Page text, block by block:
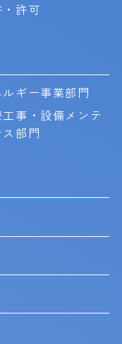
許可
ルギー事業部門
工事・設備メンテ
部門